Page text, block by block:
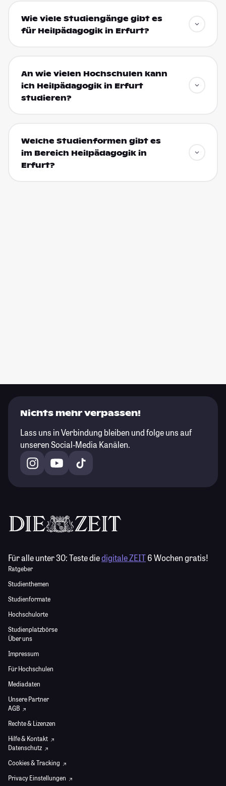
Wie viele Studiengänge gibt es
für Heilpädagogik in Erfurt?
An wie vielen Hochschulen kann
ich Heilpädagogik in Erfurt
studieren?
Welche Studienformen gibt es
im Bereich Heilpädagogik in
Erfurt?
Nichts mehr verpassen!
Lass uns in Verbindung bleiben und folge uns auf
unseren Social-Media Kanälen.
Für alle unter 30:Teste diedigitale ZEIT6 Wochen gratis!
Ratgeber
Studienthemen
Studienformate
Hochschulorte
Studienplatzbörse
Über uns
Impressum
Für Hochschulen
Mediadaten
Unsere Partner
AGB
Rechte & Lizenzen
Hilfe & Kontakt
Datenschutz
Cookies & Tracking
Privacy Einstellungen